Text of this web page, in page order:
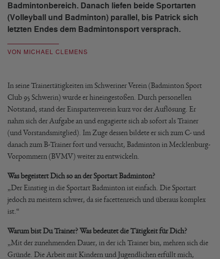
Badmintonbereich. Danach liefen beide Sportarten
(Volleyball und Badminton) parallel, bis Patrick sich
letzten Endes dem Badmintonsport versprach.
VON MICHAEL CLEMENS
In seine Trainertätigkeiten im Schweriner Verein (Badminton Sport
Club 95 Schwerin) wurde er hineingestoßen. Durch personellen
Notstand, stand der Einspartenverein kurz vor der Auflösung. Er
nahm sich der Aufgabe an und engagierte sich ab sofort als Trainer
(und Vorstandsmitglied). Im Zuge dessen bildete er sich zum C- und
danach zum B-Trainer fort und versucht, Badminton in Mecklenburg-
Vorpommern (BVMV) weiter zu entwickeln.
Was begeistert Dich so an der Sportart Badminton?
„Der Einstieg in die Sportart Badminton ist einfach. Die Sportart
jedoch zu meistern schwer, da sie facettenreich und überaus komplex
ist.“
Warum bist Du Trainer? Was bedeutet die Tätigkeit für Dich?
„Mit der zunehmenden Dauer, in der ich Trainer bin, mehren sich die
Gründe. Die Arbeit mit Kindern und Jugendlichen erfüllt mich,